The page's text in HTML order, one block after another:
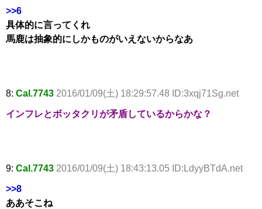
>>6
具体的に言ってくれ
馬鹿は抽象的にしかものがいえないからなあ
8: Cal.7743 2016/01/09(土) 18:29:57.48 ID:3xqj71Sg.net
インフレとボッタクリが矛盾しているからかな？
9: Cal.7743 2016/01/09(土) 18:43:13.05 ID:LdyyBTdA.net
>>8
ああそこね